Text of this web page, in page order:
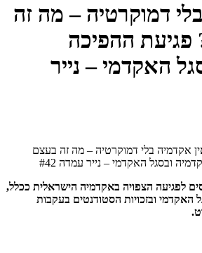
דמוקרטיה – מה זה
ההפיכה
האקדמי – נייר
אקדמיה בלי דמוקרטיה – מה זה בעצם
ובסגל האקדמי – נייר עמדה #42
לפגיעה הצפויה באקדמיה הישראלית ככלל,
האקדמי ובזכויות הסטודנטים בעקבות